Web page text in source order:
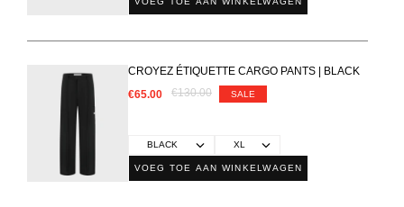
CROYEZ ÉTIQUETTE CARGO PANTS | BLACK
€65.00
€130.00 SALE
VOEG TOE AAN WINKELWAGEN